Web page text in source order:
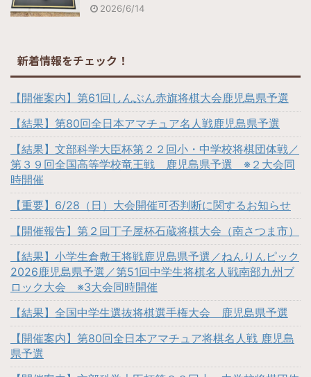
2026/6/14
新着情報をチェック！
【開催案内】第61回しんぶん赤旗将棋大会鹿児島県予選
【結果】第80回全日本アマチュア名人戦鹿児島県予選
【結果】文部科学大臣杯第２２回小・中学校将棋団体戦／
第３９回全国高等学校竜王戦 鹿児島県予選 ※２大会同
時開催
【重要】6/28（日）大会開催可否判断に関するお知らせ
【開催報告】第２回丁子屋杯石蔵将棋大会（南さつま市）
【結果】小学生倉敷王将戦鹿児島県予選／ねんりんピック
2026鹿児島県予選／第51回中学生将棋名人戦南部九州ブ
ロック大会 ※3大会同時開催
【結果】全国中学生選抜将棋選手権大会 鹿児島県予選
【開催案内】第80回全日本アマチュア将棋名人戦 鹿児島
県予選